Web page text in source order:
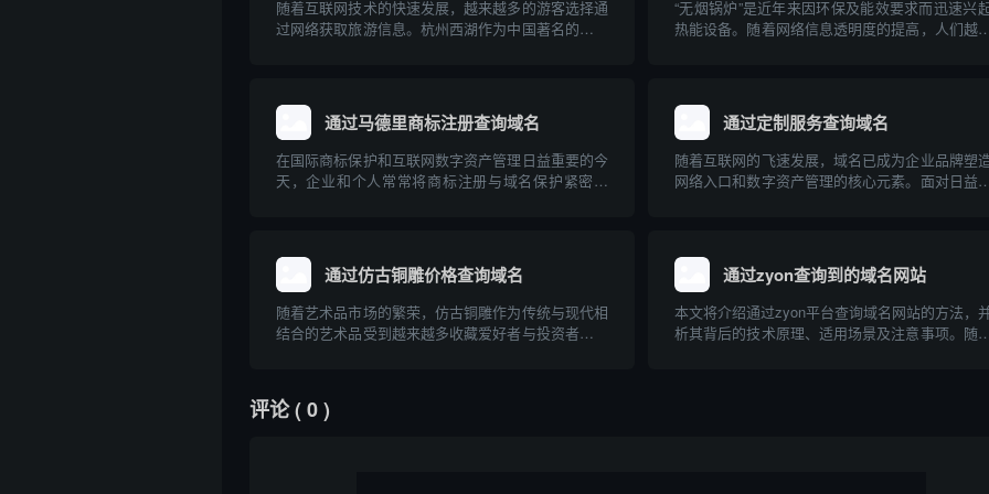
随着互联网技术的快速发展，越来越多的游客选择通
过网络获取旅游信息。杭州西湖作为中国著名的旅游
“无烟锅炉”是近年来因环保及能效要求而迅速兴
热能设备。随着网络信息透明度的提高，人们越来
了深入科普...
通过马德里商标注册查询域名
在国际商标保护和互联网数字资产管理日益重要的今
天，企业和个人常常将商标注册与域名保护紧密结
如何有效利用...
通过定制服务查询域名
随着互联网的飞速发展，域名已成为企业品牌塑造
网络入口和数字资产管理的核心元素。面对日益激
更高效、...
通过仿古铜雕价格查询域名
随着艺术品市场的繁荣，仿古铜雕作为传统与现代相
结合的艺术品受到越来越多收藏爱好者与投资者的关
过互联网进行仿古铜雕价格查询，并推荐几个相关的
价格查询域...
通过zyon查询到的域名网站
本文将介绍通过zyon平台查询域名网站的方法，
析其背后的技术原理、适用场景及注意事项。随着
评论( 0 )